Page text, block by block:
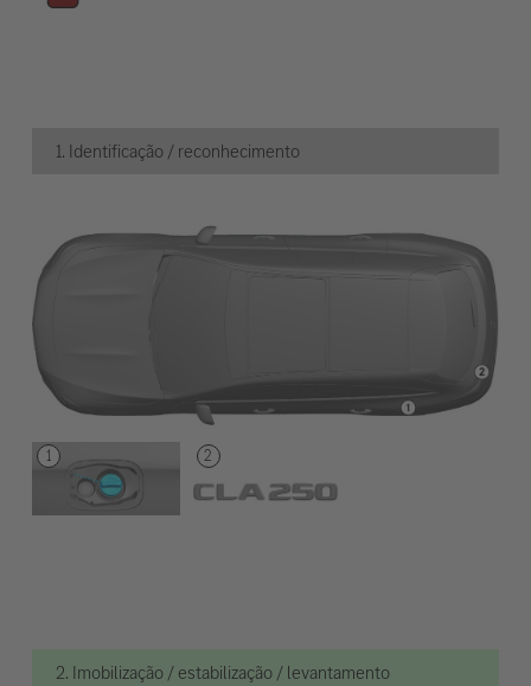
1. Identificação / reconhecimento
2. Imobilização / estabilização / levantamento